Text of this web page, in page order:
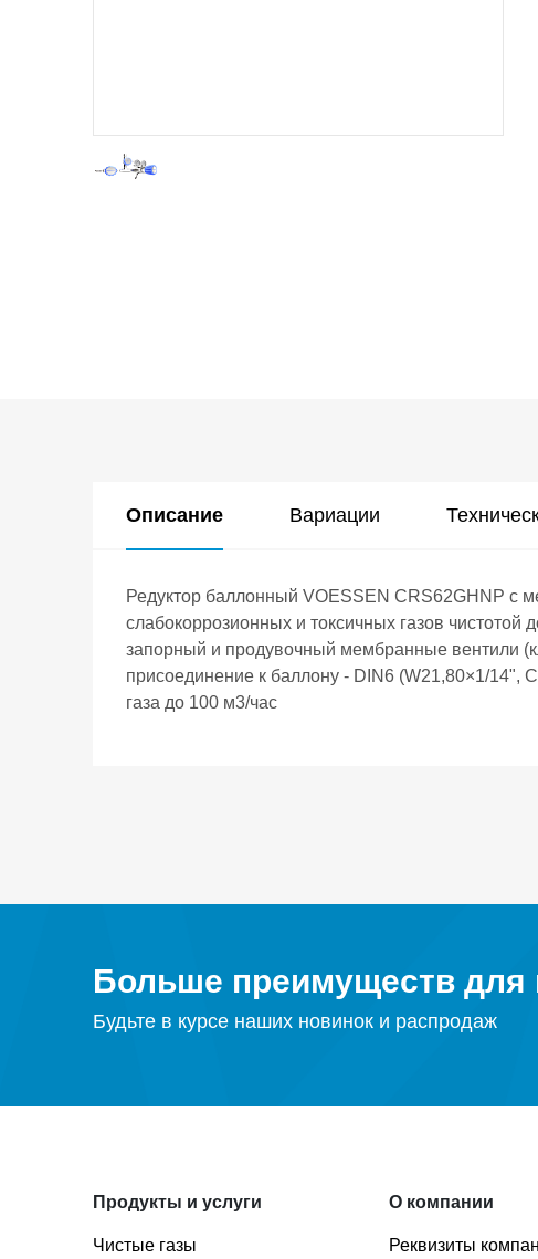
Описание Вариации
Редуктор баллонный VOESSEN CRS62GHNP с
слабокоррозионных и токсичных газов
запорный и продувочный мембранные вентили
присоединение к баллону - DIN6 (W21,80×1/
газа до 100 м3/час
Больше преимуществ для
Будьте в курсе наших новинок и распродаж
Продукты и услуги
Чистые газы
О компании
Реквизиты